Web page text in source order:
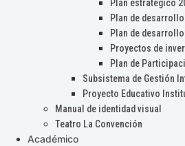
Plan estratégico
Plan de
Plan de
Proyectos de
Plan de
Subsistema de Gestión
Proyecto Educativo
Manual de identidad visual
Teatro La Convención
Académico